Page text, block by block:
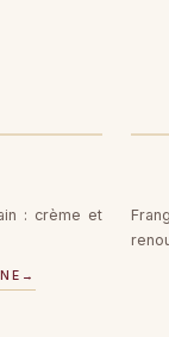
: crème et
→